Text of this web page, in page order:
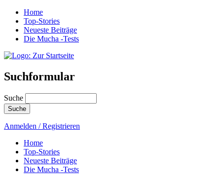
Home
Top-Stories
Neueste Beiträge
Die Mucha -Tests
Suchformular
Suche
Anmelden / Registrieren
Home
Top-Stories
Neueste Beiträge
Die Mucha -Tests